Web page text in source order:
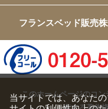
フランスベッド販売
このホームページのコ
当サイトでは、あなた